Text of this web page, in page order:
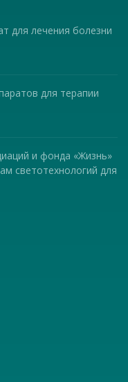
для лечения болезни
для терапии
и фонда «Жизнь»
светотехнологий для